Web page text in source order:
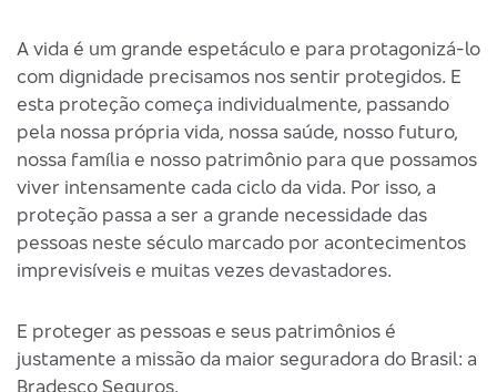
A vida é um grande espetáculo e para protagonizá-lo
com dignidade precisamos nos sentir protegidos. E
esta proteção começa individualmente, passando
pela nossa própria vida, nossa saúde, nosso futuro,
nossa família e nosso patrimônio para que possamos
viver intensamente cada ciclo da vida. Por isso, a
proteção passa a ser a grande necessidade das
pessoas neste século marcado por acontecimentos
imprevisíveis e muitas vezes devastadores.
E proteger as pessoas e seus patrimônios é
justamente a missão da maior seguradora do Brasil: a
Bradesco Seguros.